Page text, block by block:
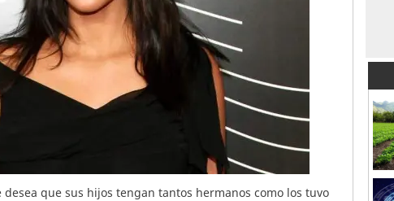
que sus hijos tengan tantos hermanos como los tuvo